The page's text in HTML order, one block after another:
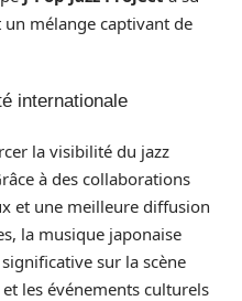
mélange captivant de
internationale
la visibilité du jazz
à des collaborations
et une meilleure diffusion
la musique japonaise
sur la scène
les événements culturels